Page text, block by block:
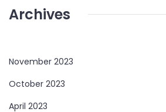
Archives
November 2023
October 2023
April 2023